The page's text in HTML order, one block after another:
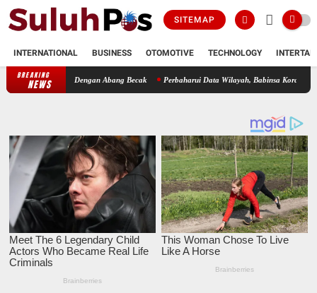
SITEMAP
INTERNATIONAL BUSINESS OTOMOTIVE TECHNOLOGY
BREAKING
NEWS
Dengan Abang Becak Perbaharui Data Wilayah, Babinsa Koramil 09/TB Kodim